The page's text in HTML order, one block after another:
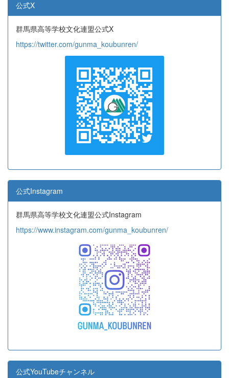
公式X
群馬県高等学校文化連盟公式X
https://twitter.com/gunma_koubunren/
公式Instagram
群馬県高等学校文化連盟公式Instagram
https://www.instagram.com/gunma_koubunren/
公式YouTubeチャンネル